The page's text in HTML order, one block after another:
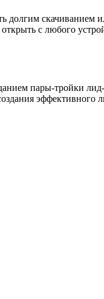
долгим скачиванием
с любого
пары-тройки
эффективного